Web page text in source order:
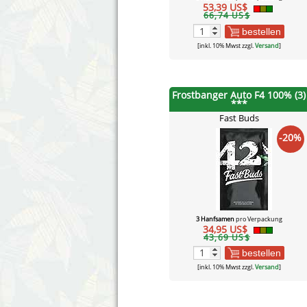
53,39 US$
66,74 US$
bestellen
[inkl. 10% Mwst zzgl.Versand]
Frostbanger Auto F4 100% (3)
***
Fast Buds
-20%
3 Hanfsamenpro Verpackung
34,95 US$
43,69 US$
bestellen
[inkl. 10% Mwst zzgl.Versand]